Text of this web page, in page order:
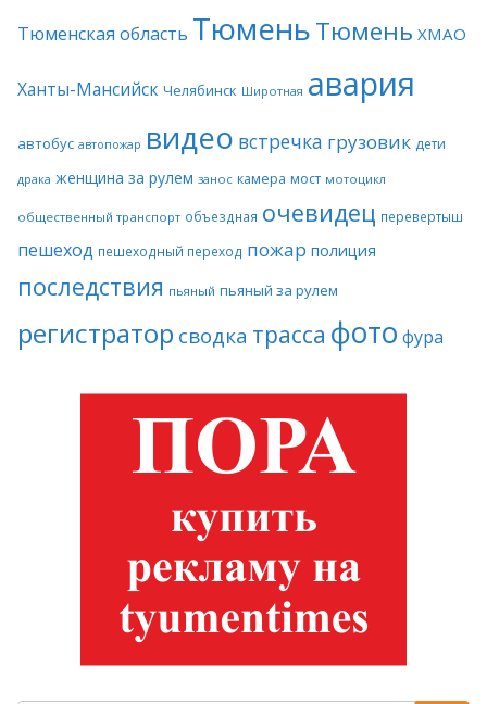
Тюменская область ТюменьТюмень ХМАО
Ханты-Мансийск Челябинск Широтная авария
автобус автопожар видео встречка грузовик дети
драка женщина за рулем занос камера мост мотоцикл
общественный транспорт объездная очевидец перевертыш
пешеход пешеходный переход пожар полиция
последствия пьяный пьяный за рулем
регистратор сводка трасса фото фура